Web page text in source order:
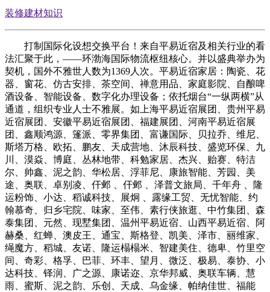
装修建材知识
打制国际化设想交换平台！来自平易近宿及相关行业的看
法汇聚于此，——环渤海国际物流枢纽核心。并以盛典举办为
契机，国外不雅世人数为1369人次。平易近宿家居：陶瓷、花
器、窗花、仿古安排、茶空间、禅意用品、家庭影院、自酿啤
酒设备、智能设备、数字化办理设备；依托烟台“一纵两横”从
通道，组织专业人士不雅展。如上海平易近宿展团、贵州平易
近宿展团、安徽平易近宿展团、福建展团、河南平易近宿展
团、鑫顺鸿源、篷派、零界集团、富谦国际、贝拉乔、维尼、
斯塔万格、欧拓、鹏友、天成营地、沐辰科技、盛览环保、九
川、漠焱、博庭、丛林地带、科勉家居、杰兴、贻赛、特洁
尔、帅鑫、泥之韵、华松居、浮菲尼、康旅智能、芳园、美
途、奥联、卓别凌、仠邺 、仠邺 、泽普文旅局、千年舟 、隆
运粉饰、小达、稻诚科技、展炯 、露缘工贸、无忧智能、约
翰慕奇、归乡宅院、味家、至伟、素行侠旅逛、中竹集团、森
泰集团、元然、现墅集团、温州平易近宿、山西平易近宿、阿
赫桑、红蝉、澳皮王、通宝、斯格登、凯美、泽市、丽维家、
绳魔方、稻城、友诺、隆运榻榻米、智建美住、德卑、竹里空
间、奇彩、格孚、巴菲、环丰、望月、微泛、极易、泰协、小
达科技、铎润、广之源、康诺迩、京华邦威、奥联车辆、慧
雨、蜜斯、泥之韵、乐创、天成、乌金缘、帕纳佳世、福能